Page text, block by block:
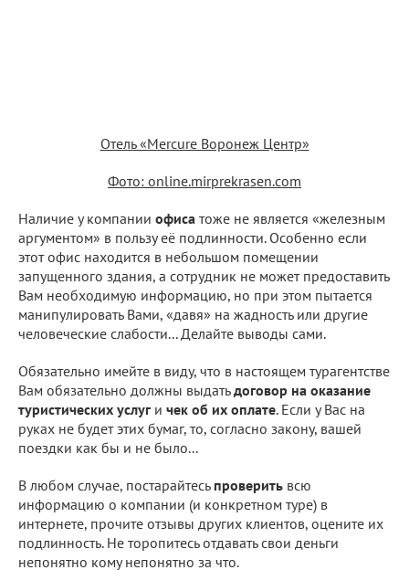
Отель «Mercure Воронеж Центр»
Фото: online.mirprekrasen.com
Наличие у компании офиса тоже не является «железным
аргументом» в пользу её подлинности. Особенно если
этот офис находится в небольшом помещении
запущенного здания, а сотрудник не может предоставить
Вам необходимую информацию, но при этом пытается
манипулировать Вами, «давя» на жадность или другие
человеческие слабости... Делайте выводы сами.
Обязательно имейте в виду, что в настоящем турагентстве
Вам обязательно должны выдатьдоговор на оказание
туристических услуг и чек об их оплате. Если у Вас на
руках не будет этих бумаг, то, согласно закону, вашей
поездки как бы и не было...
В любом случае, постарайтесь проверить всю
информацию о компании (и конкретном туре) в
интернете, прочите отзывы других клиентов, оцените их
подлинность. Не торопитесь отдавать свои деньги
непонятно кому непонятно за что.